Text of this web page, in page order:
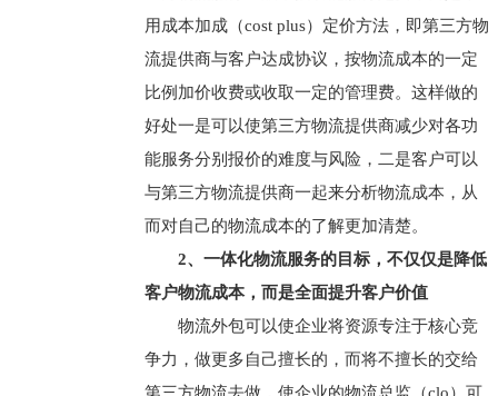
用成本加成（cost plus）定价方法，即第三方物
流提供商与客户达成协议，按物流成本的一定
比例加价收费或收取一定的管理费。这样做的
好处一是可以使第三方物流提供商减少对各功
能服务分别报价的难度与风险，二是客户可以
与第三方物流提供商一起来分析物流成本，从
而对自己的物流成本的了解更加清楚。
2、一体化物流服务的目标，不仅仅是降低
客户物流成本，而是全面提升客户价值
物流外包可以使企业将资源专注于核心竞
争力，做更多自己擅长的，而将不擅长的交给